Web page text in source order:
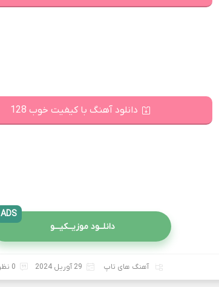
دانلود آهنگ با کیفیت خوب 128
دانلــود موزیــکیـــو
ADS
آهنگ های تاپ 29 آوریل 2024 0 نظر